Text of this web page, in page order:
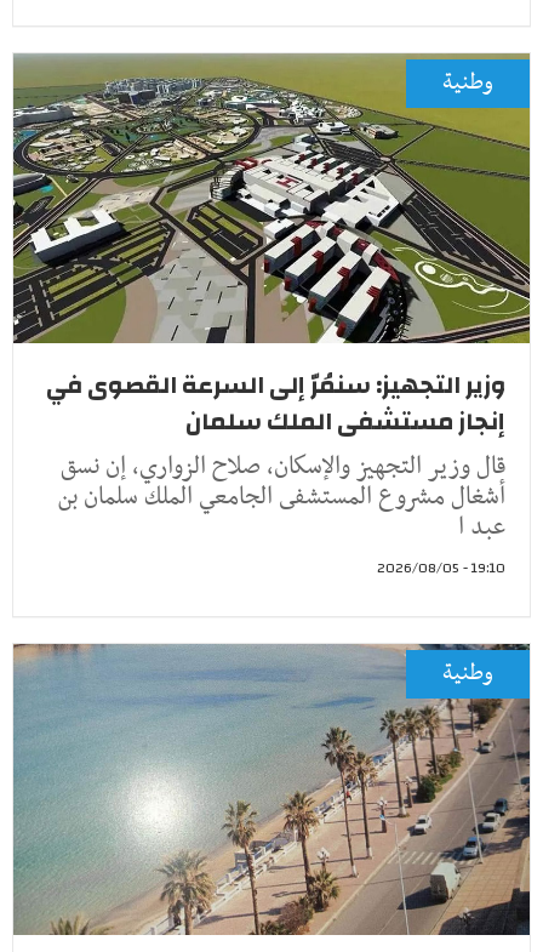
وطنية
وزير التجهيز: سنمُرّ إلى السرعة القصوى في
إنجاز مستشفى الملك سلمان
قال وزير التجهيز والإسكان، صلاح الزواري، إن نسق
أشغال مشروع المستشفى الجامعي الملك سلمان بن
عبد ا
19:10 - 2026/08/05
وطنية